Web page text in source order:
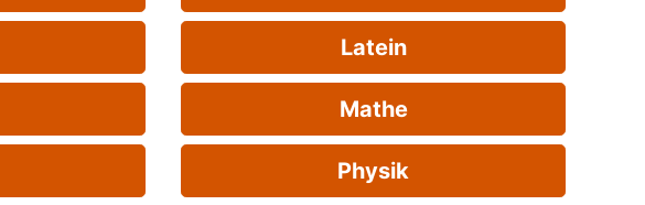
Latein
Mathe
Physik